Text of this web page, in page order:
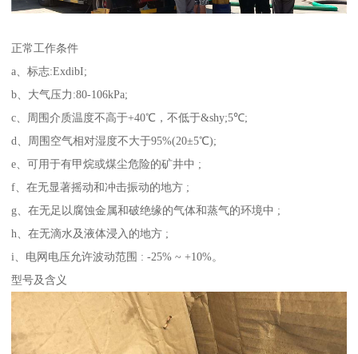
正常工作条件
a、标志:ExdibI;
b、大气压力:80-106kPa;
c、周围介质温度不高于+40℃，不低于&shy;5℃;
d、周围空气相对湿度不大于95%(20±5℃);
e、可用于有甲烷或煤尘危险的矿井中 ;
f、在无显著摇动和冲击振动的地方 ;
g、在无足以腐蚀金属和破绝缘的气体和蒸气的环境中 ;
h、在无滴水及液体浸入的地方 ;
i、电网电压允许波动范围 : -25% ~ +10%。
型号及含义